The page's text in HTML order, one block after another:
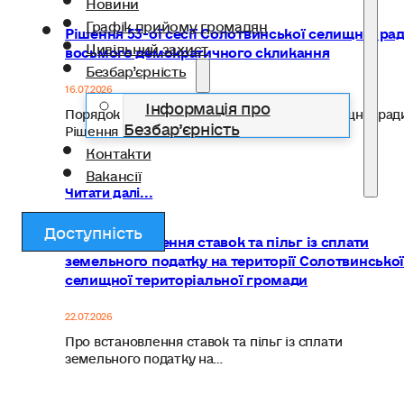
Графік прийому громадян
Цивільний захист
Безбар’єрність
Інформація про
Безбар’єрність
Контакти
Вакансії
Доступність
Рішення 53-ої сесії Солотвинської селищної
восьмого демократичного скликання
16.07.2026
Порядок денний 53 сесії Солотвнської селищної
Рішення № 2820…
Читати далі...
Про встановлення ставок та пільг із сплати
земельного податку на території Солотвинської
селищної територіальної громади
22.07.2026
Про встановлення ставок та пільг із сплати
земельного податку на…